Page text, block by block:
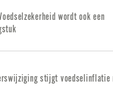
wordt ook een
stijgt